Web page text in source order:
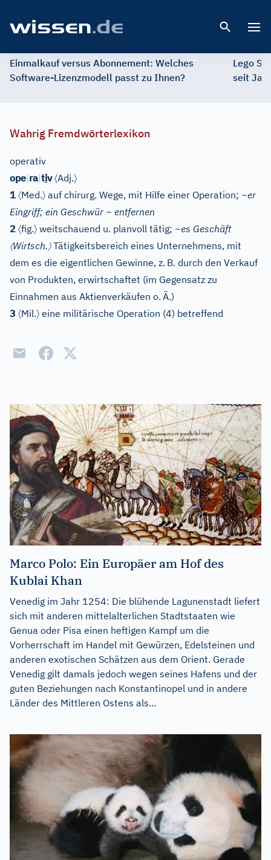
Einmalkauf versus Abonnement: Welches
Software-Lizenzmodell passt zu Ihnen?
Lego
seit
Wahrig Fremdwörterlexikon
operativ
ope|ra|tiv 〈Adj.〉
1 〈Med.〉 auf chirurg. Wege, mit Hilfe einer Operation; ~er
Eingriff; ein Geschwür ~ entfernen
2 〈fig.〉 weitschauend u. planvoll tätig; ~es Geschäft
〈Wirtsch. 〉Tätigkeitsbereich eines Unternehmens, mit
dem es die eigentlichen Gewinne, z. B. durch den Verkauf
von Produkten, erwirtschaftet (im Gegensatz zu
Einnahmen aus Aktienverkäufen o. Ä.)
3 〈Mil.〉 eine militärische Operation (4) betreffend
Marco Polo: Ein Europäer am Hof des
Kublai Khan
Venedig im Jahr 1254: Die blühende Lagunenstadt liefert
sich mit anderen mittelalterlichen Stadtstaaten wie
Genua oder Pisa einen heftigen Kampf um die
Vorherrschaft im Handel mit Gewürzen, Edelsteinen und
anderen exotischen Schätzen aus dem Orient. Gerade
Venedig gilt damals jedoch wegen seines Hafens und der
guten Beziehungen nach Konstantinopel und in andere
Länder des Mittleren Ostens als...